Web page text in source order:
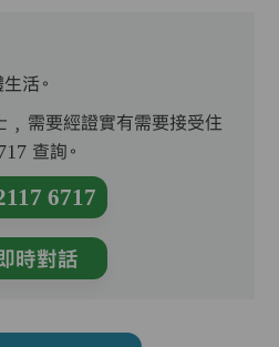
活。
需要經證實有需要接受住
查詢。
6717
時對話